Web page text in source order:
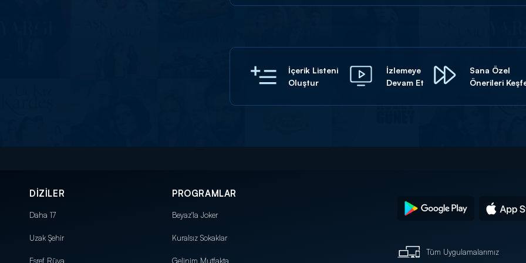
İçerik Listeni
Oluştur
İzlemeye
Devam Et
Sana Özel
Önerileri
DİZİLER
Daha 17
Uzak Şehir
Eşref Rüya
PROGRAMLAR
Beyaz'la Joker
Kuralsız Sokaklar
Gelinim Mutfakta
Tüm Uygulamalarımız